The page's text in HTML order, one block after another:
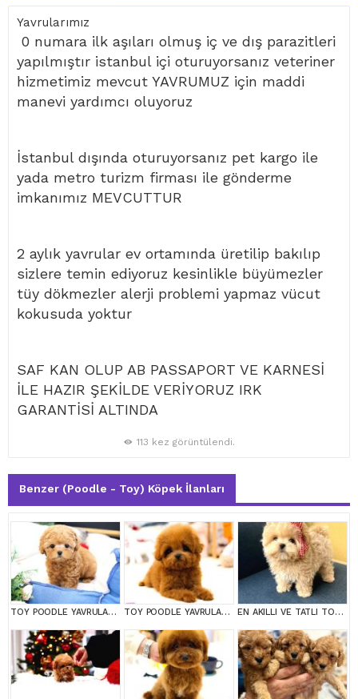
Yavrularımız
0 numara ilk aşıları olmuş iç ve dış parazitleri
yapılmıştır istanbul içi oturuyorsanız veteriner
hizmetimiz mevcut YAVRUMUZ için maddi
manevi yardımcı oluyoruz
İstanbul dışında oturuyorsanız pet kargo ile
yada metro turizm firması ile gönderme
imkanımız MEVCUTTUR
2 aylık yavrular ev ortamında üretilip bakılıp
sizlere temin ediyoruz kesinlikle büyümezler
tüy dökmezler alerji problemi yapmaz vücut
kokusuda yoktur
SAF KAN OLUP AB PASSAPORT VE KARNESİ
İLE HAZIR ŞEKİLDE VERİYORUZ IRK
GARANTİSİ ALTINDA
113 kez görüntülendi.
Benzer (Poodle - Toy) Köpek İlanları
TOY POODLE YAVRULARIM TOY POODLE YAVRULARIM EN AKILLI VE TATLI TOY POODLE BEBEKLERIMIZ